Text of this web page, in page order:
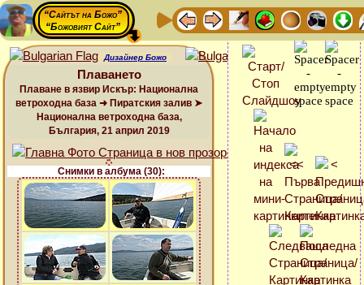
“Сайтът на Божо”
“Божовият Сайт”
Дизайнер Божо
Плаването
Плаване в язвир Искър: Национална
ветроходна база ➜ Пиратския залив ➤
Национална ветроходна база,
България, 21 април 2019
Снимки в албума (30):